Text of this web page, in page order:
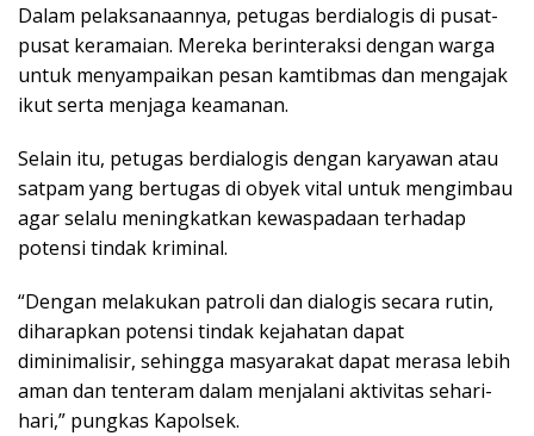
Dalam pelaksanaannya, petugas berdialogis di pusat-
pusat keramaian. Mereka berinteraksi dengan warga
untuk menyampaikan pesan kamtibmas dan mengajak
ikut serta menjaga keamanan.
Selain itu, petugas berdialogis dengan karyawan atau
satpam yang bertugas di obyek vital untuk mengimbau
agar selalu meningkatkan kewaspadaan terhadap
potensi tindak kriminal.
“Dengan melakukan patroli dan dialogis secara rutin,
diharapkan potensi tindak kejahatan dapat
diminimalisir, sehingga masyarakat dapat merasa lebih
aman dan tenteram dalam menjalani aktivitas sehari-
hari,” pungkas Kapolsek.